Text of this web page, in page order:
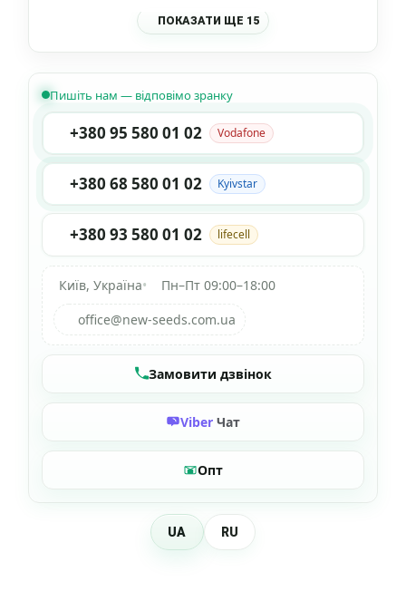
ПОКАЗАТИ ЩЕ 15
Пишіть нам — відповімо зранку
+380 95 580 01 02 Vodafone
+380 68 580 01 02 Kyivstar
+380 93 580 01 02 lifecell
Київ, Україна•
Пн–Пт 09:00–18:00
office@new-seeds.com.ua
Замовити дзвінок
Viber Чат
Опт
UA RU